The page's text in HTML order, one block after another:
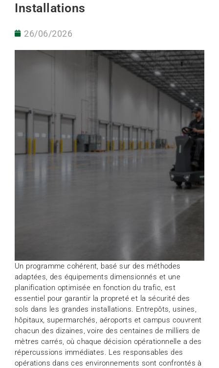
Installations
26/06/2026
Un programme cohérent, basé sur des méthodes
adaptées, des équipements dimensionnés et une
planification optimisée en fonction du trafic, est
essentiel pour garantir la propreté et la sécurité des
sols dans les grandes installations. Entrepôts, usines,
hôpitaux, supermarchés, aéroports et campus couvrent
chacun des dizaines, voire des centaines de milliers de
mètres carrés, où chaque décision opérationnelle a des
répercussions immédiates. Les responsables des
opérations dans ces environnements sont confrontés à